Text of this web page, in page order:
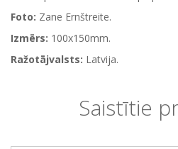
Foto: Zane Ernštreite.
Izmērs: 100x150mm.
Ražotājvalsts: Latvija.
Saistītie